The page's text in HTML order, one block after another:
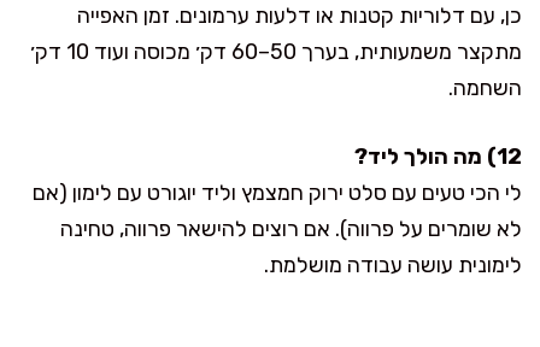
כן, עם דלוריות קטנות או דלעות ערמונים. זמן האפייה
מתקצר משמעותית, בערך 50–60 דק׳ מכוסה ועוד 10 דק׳
השחמה.
12) מה הולך ליד?
לי הכי טעים עם סלט ירוק חמצמץ וליד יוגורט עם לימון (אם
לא שומרים על פרווה). אם רוצים להישאר פרווה, טחינה
לימונית עושה עבודה מושלמת.